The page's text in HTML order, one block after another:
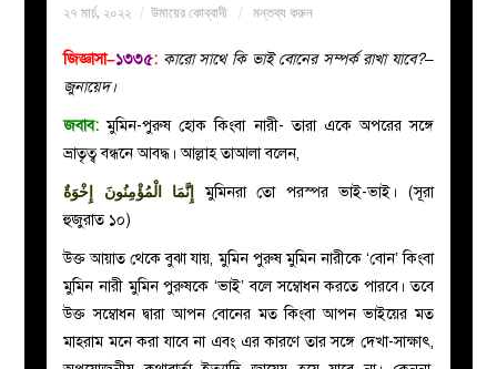
নারীদের
ইসলাহী
মজলিস
করুন
২৭ মার্চ, ২০২২ উমায়ের কোব্বাদী মন্তব্য করুন
জিজ্ঞাসা–১৩৩৫: কারো সাথে কি ভাই বোনের সম্পর্ক রাখা যাবে?–
জুনায়েদ।
জবাব: মুমিন-পুরুষ হোক কিংবা নারী- তারা একে অপরের সঙ্গে
ভ্রাতৃত্ব বন্ধনে আবদ্ধ। আল্লাহ তাআলা বলেন,
إِنَّمَا الْمُؤْمِنُونَ إِخْوَةٌ
মুমিনরা তো পরস্পর ভাই-ভাই। (সূরা
হুজুরাত ১০)
উক্ত আয়াত থেকে বুঝা যায়, মুমিন পুরুষ মুমিন নারীকে ‘বোন’ কিংবা
মুমিন নারী মুমিন পুরুষকে ‘ভাই’ বলে সম্বোধন করতে পারবে। তবে
উক্ত সম্বোধন দ্বারা আপন বোনের মত কিংবা আপন ভাইয়ের মত
মাহরাম মনে করা যাবে না এবং এর কারণে তার সঙ্গে দেখা-সাক্ষাৎ,